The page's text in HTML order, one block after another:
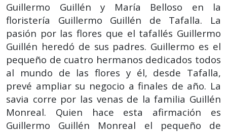
Guillermo Guillén y María Belloso en la
floristería Guillermo Guillén de Tafalla. La
pasión por las flores que el tafallés Guillermo
Guillén heredó de sus padres. Guillermo es el
pequeño de cuatro hermanos dedicados todos
al mundo de las flores y él, desde Tafalla,
prevé ampliar su negocio a finales de año. La
savia corre por las venas de la familia Guillén
Monreal. Quien hace esta afirmación es
Guillermo Guillén Monreal el pequeño de